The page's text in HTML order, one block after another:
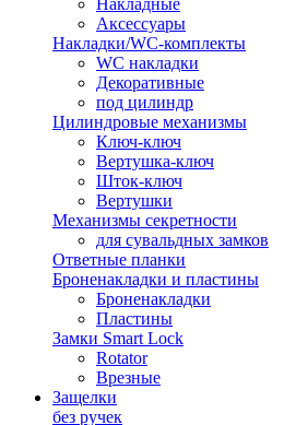
Накладные
Аксессуары
Накладки/WC-комплекты
WC накладки
Декоративные
под цилиндр
Цилиндровые механизмы
Ключ-ключ
Вертушка-ключ
Шток-ключ
Вертушки
Механизмы секретности
для сувальдных замков
Ответные планки
Броненакладки и пластины
Броненакладки
Пластины
Замки Smart Lock
Rotator
Врезные
Защелки
без ручек